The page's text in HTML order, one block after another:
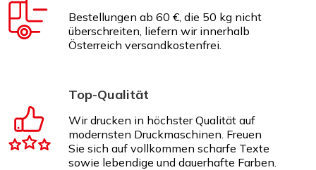
Bestellungen ab 60 €, die 50 kg nicht
überschreiten, liefern wir innerhalb
Österreich versandkostenfrei.
Top-Qualität
Wir drucken in höchster Qualität auf
modernsten Druckmaschinen. Freuen
Sie sich auf vollkommen scharfe Texte
sowie lebendige und dauerhafte Farben.